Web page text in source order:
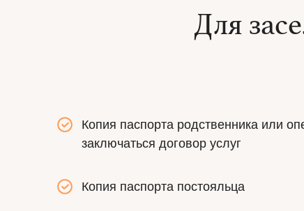
Для
Копия паспорта родственника или
заключаться договор услуг
Копия паспорта постояльца